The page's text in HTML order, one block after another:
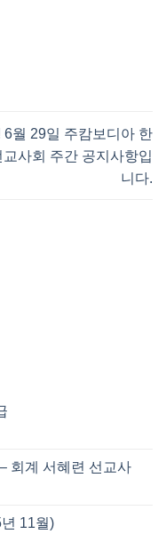
6월 29일 주캄보디아 한
교사회 주간 공지사항입
니다.
회계 서혜련 선교사
11월)